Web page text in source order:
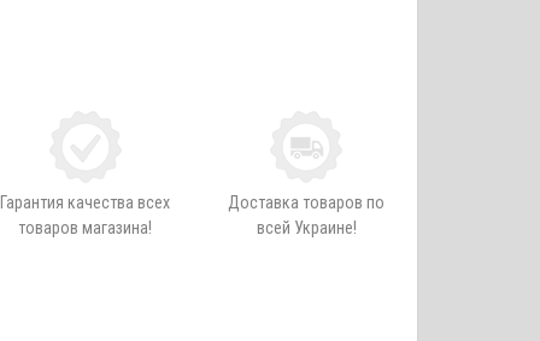
Гарантия качества всех
товаров магазина!
Доставка товаров по
всей Украине!